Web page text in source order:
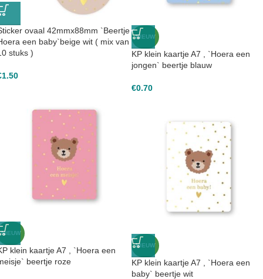
ovaal 42mmx88mm `Beertje
een baby`beige wit ( mix van
stuks )
1.50
NIEUW
KP klein kaartje A7 , `Hoera een
jongen` beertje blauw
€0.70
NIEUW
klein kaartje A7 , `Hoera een
beertje roze
NIEUW
KP klein kaartje A7 , `Hoera een
baby` beertje wit